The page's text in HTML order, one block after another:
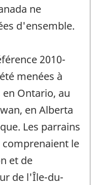
ne
d'ensemble.
2010-
menées à
Ontario, au
en Alberta
Les parrains
le
et de
de l'Île-du-